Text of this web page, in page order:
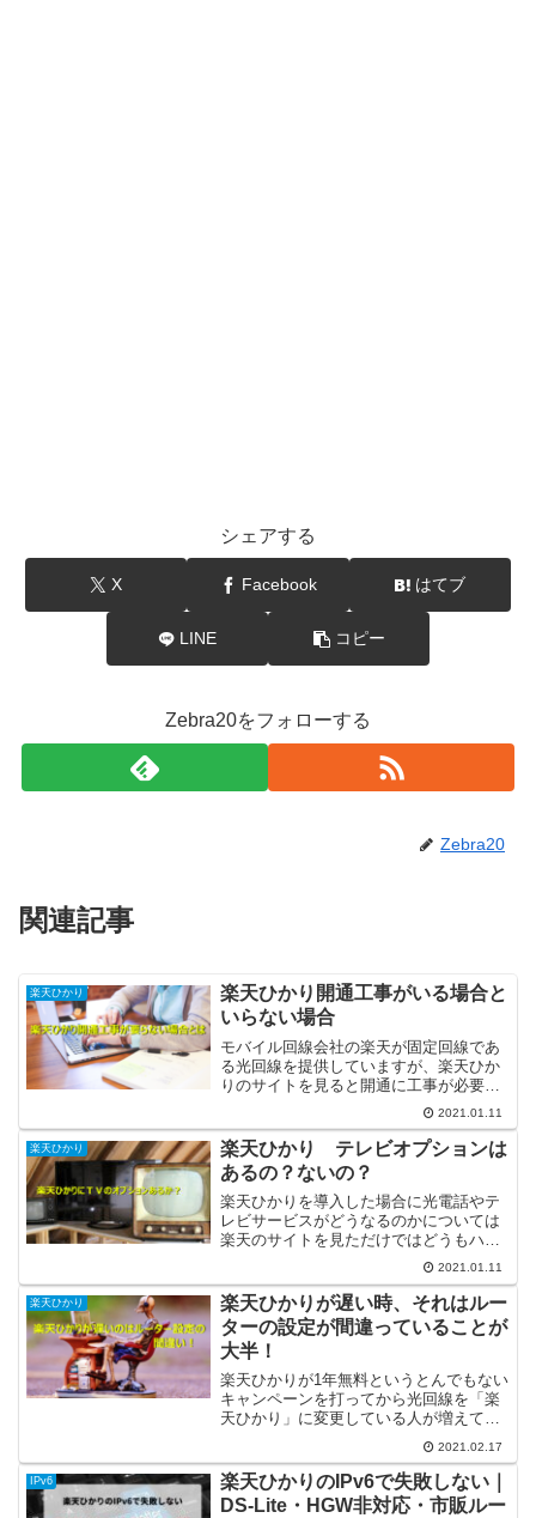
シェアする
X Facebook はてブ
LINE コピー
Zebra20をフォローする
Zebra20
関連記事
楽天ひかり
楽天ひかり開通工事がいる場合と
いらない場合
モバイル回線会社の楽天が固定回線であ
る光回線を提供していますが、楽天ひか
りのサイトを見ると開通に工事が必要な
場合と不要な場合があるように書かれて
います。そのどちらかで開通にかかる費
用が大きく違うので検討している人にと
っては気になるところです...
2021.01.11
楽天ひかり
楽天ひかり テレビオプションは
あるの？ないの？
楽天ひかりを導入した場合に光電話やテ
レビサービスがどうなるのかについては
楽天のサイトを見ただけではどうもハッ
キリわからないようです。本稿では楽天
ひかりのオプションサービスについて書
いてゆきます。”楽天ひかり”ってどうよ？
楽天が光回線の提供を...
2021.01.11
楽天ひかり
楽天ひかりが遅い時、それはルー
ターの設定が間違っていることが
大半！
楽天ひかりが1年無料というとんでもない
キャンペーンを打ってから光回線を「楽
天ひかり」に変更している人が増えてい
ます。筆者の周りでもいました。ところ
が、変更前に比べてメチャメチャ遅くな
って使い物にならん！と怒っています。
今日はその対処法につい...
2021.02.17
IPv6
楽天ひかりのIPv6で失敗しない｜
DS-Lite・HGW非対応・市販ルー